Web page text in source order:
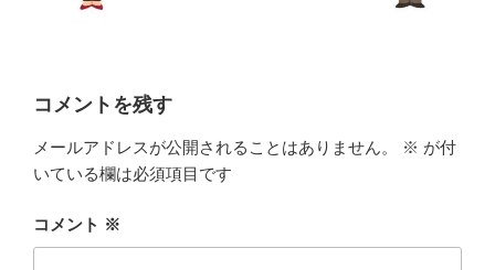
コメントを残す
メールアドレスが公開されることはありません。 ※ が付
いている欄は必須項目です
コメント ※